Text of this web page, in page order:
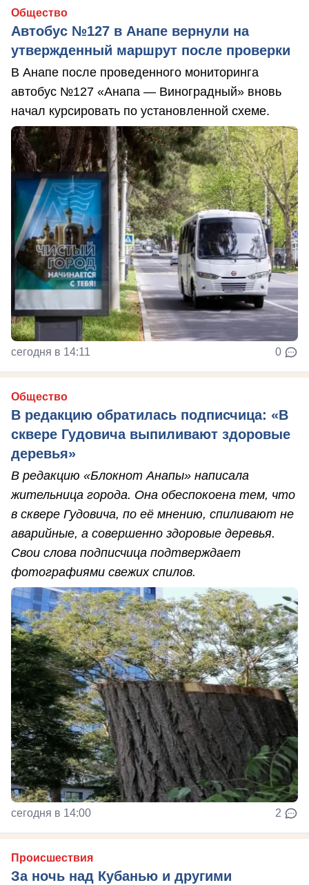
Общество
Автобус №127 в Анапе вернули на
утвержденный маршрут после проверки
В Анапе после проведенного мониторинга
автобус №127 «Анапа — Виноградный» вновь
начал курсировать по установленной схеме.
сегодня в 14:11 0
Общество
В редакцию обратилась подписчица: «В
сквере Гудовича выпиливают здоровые
деревья»
В редакцию «Блокнот Анапы» написала
жительница города. Она обеспокоена тем, что
в сквере Гудовича, по её мнению, спиливают не
аварийные, а совершенно здоровые деревья.
Свои слова подписчица подтверждает
фотографиями свежих спилов.
сегодня в 14:00 2
Происшествия
За ночь над Кубанью и другими